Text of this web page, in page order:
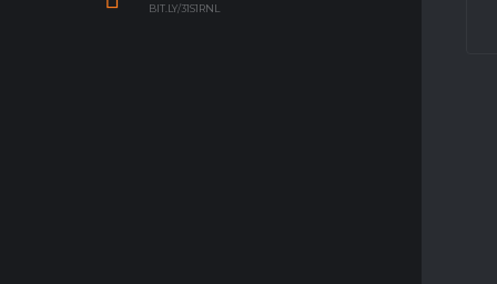
BIT.LY/31S1RNL